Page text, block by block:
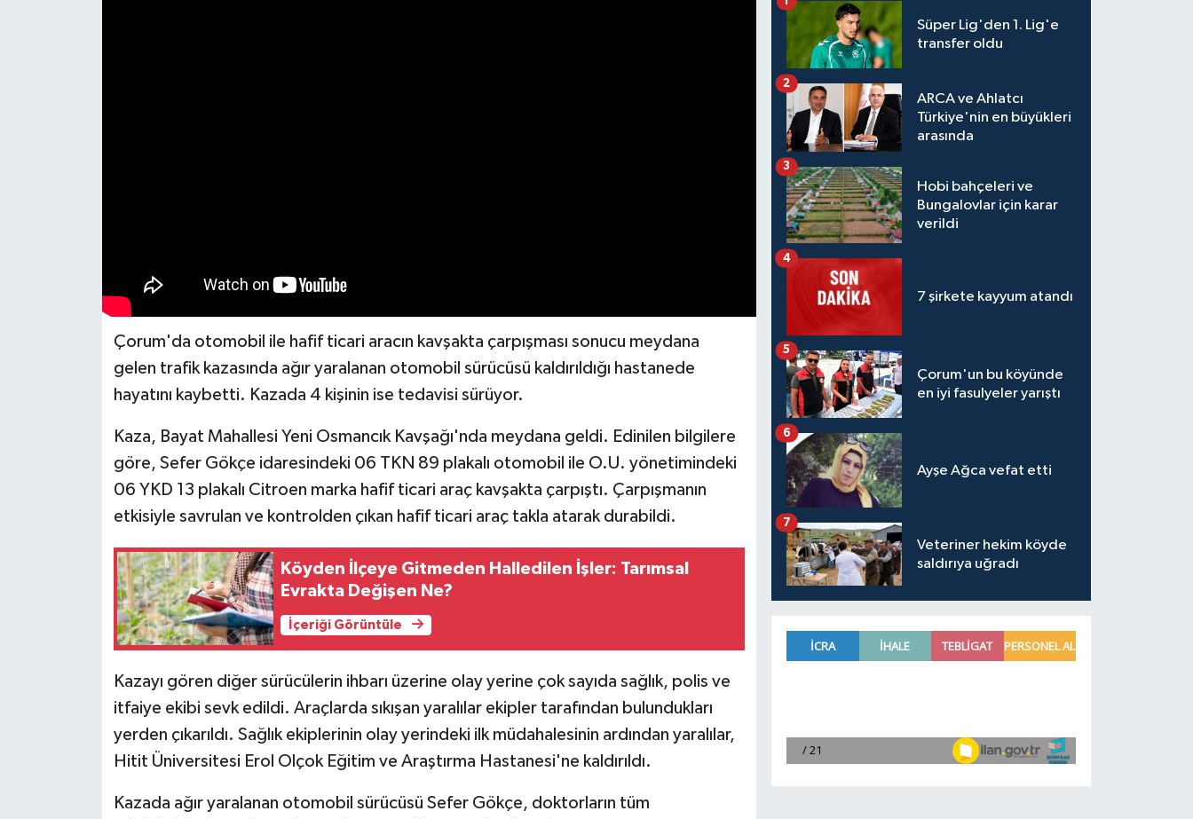
Çorum'da otomobil ile hafif ticari aracın kavşakta çarpışması sonucu meydana
gelen trafik kazasında ağır yaralanan otomobil sürücüsü kaldırıldığı hastanede
hayatını kaybetti. Kazada 4 kişinin ise tedavisi sürüyor.
Kaza, Bayat Mahallesi Yeni Osmancık Kavşağı'nda meydana geldi. Edinilen bilgilere
göre, Sefer Gökçe idaresindeki 06 TKN 89 plakalı otomobil ile O.U. yönetimindeki
06 YKD 13 plakalı Citroen marka hafif ticari araç kavşakta çarpıştı. Çarpışmanın
etkisiyle savrulan ve kontrolden çıkan hafif ticari araç takla atarak durabildi.
Köyden İlçeye Gitmeden Halledilen İşler: Tarımsal
Evrakta Değişen Ne?
İçeriği Görüntüle
Kazayı gören diğer sürücülerin ihbarı üzerine olay yerine çok sayıda sağlık, polis ve
itfaiye ekibi sevk edildi. Araçlarda sıkışan yaralılar ekipler tarafından bulundukları
yerden çıkarıldı. Sağlık ekiplerinin olay yerindeki ilk müdahalesinin ardından yaralılar,
Hitit Üniversitesi Erol Olçok Eğitim ve Araştırma Hastanesi'ne kaldırıldı.
Kazada ağır yaralanan otomobil sürücüsü Sefer Gökçe, doktorların tüm
Süper Lig'den 1. Lig'e
transfer oldu
ARCA ve Ahlatcı
Türkiye'nin en büyükleri
arasında
2
Hobi bahçeleri ve
Bungalovlar için karar
verildi
3
7 şirkete kayyum atandı
4
Çorum'un bu köyünde
en iyi fasulyeler yarıştı
5
Ayşe Ağca vefat etti
6
Veteriner hekim köyde
saldırıya uğradı
7